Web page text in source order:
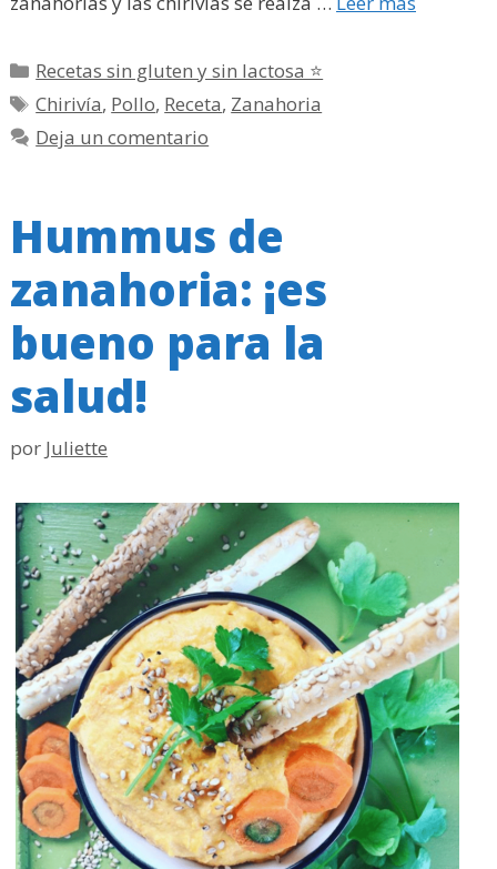
Categorías
Recetas sin gluten y sin lactosa ⭐
Etiquetas
Chirivía, Pollo, Receta, Zanahoria
Deja un comentario
Hummus de
zanahoria: ¡es
bueno para la
salud!
por Juliette